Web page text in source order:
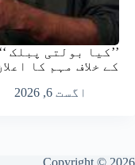
’’کیا بولتی پبلک
کے خلاف مہم کا
اگست 6, 2026
Copyright © 2026